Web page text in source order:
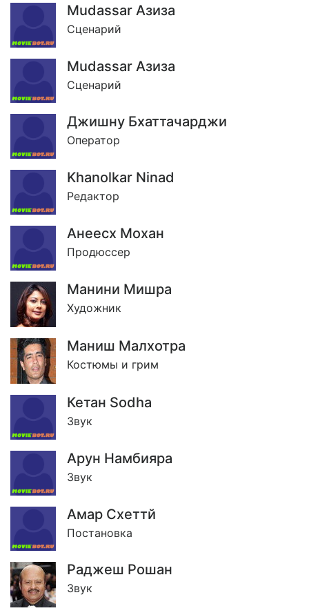
Mudassar Азиза
Сценарий
Mudassar Азиза
Сценарий
Джишну Бхаттачарджи
Оператор
Khanolkar Ninad
Редактор
Анеесх Мохан
Продюссер
Манини Мишра
Художник
Маниш Малхотра
Костюмы и грим
Кетан Sodha
Звук
Арун Намбияра
Звук
Амар Схеттй
Постановка
Раджеш Рошан
Звук